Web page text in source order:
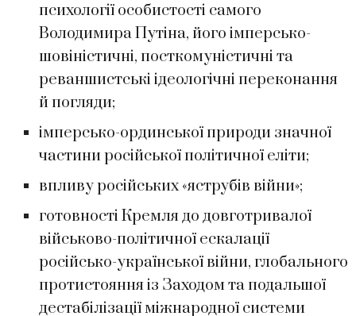
психології особистості самого
Володимира Путіна, його імперсько-
шовіністичні, посткомуністичні та
реваншистські ідеологічні переконання
й погляди;
імперсько-ординської природи значної
частини російської політичної еліти;
впливу російських «яструбів війни»;
готовності Кремля до довготривалої
військово-політичної ескалації
російсько-української війни, глобального
протистояння із Заходом та подальшої
дестабілізації міжнародної системи